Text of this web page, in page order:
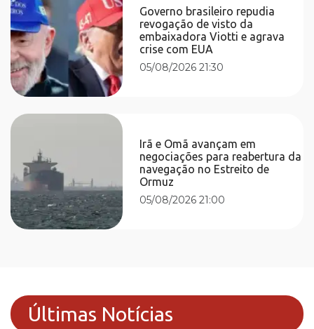
Governo brasileiro repudia
revogação de visto da
embaixadora Viotti e agrava
crise com EUA
05/08/2026 21:30
Irã e Omã avançam em
negociações para reabertura da
navegação no Estreito de
Ormuz
05/08/2026 21:00
Últimas Notícias